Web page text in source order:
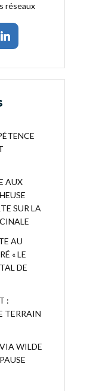
réseaux
AUX
SUR LA
AU
« LE
DE
:
TERRAIN
WILDE